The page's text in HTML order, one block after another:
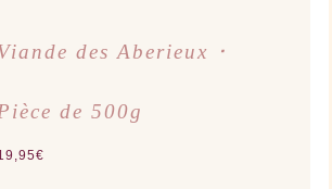
des Aberieux ･
de 500g
€